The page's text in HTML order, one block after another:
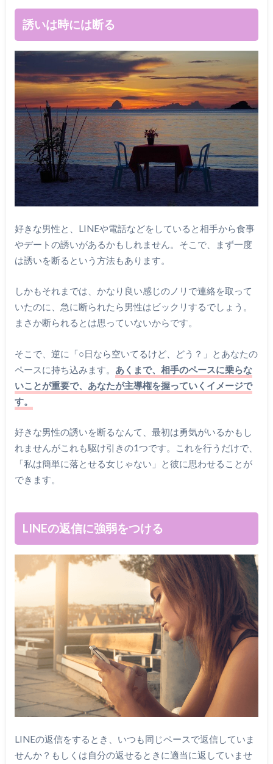
誘いは時には断る
好きな男性と、LINEや電話などをしていると相手から食事
やデートの誘いがあるかもしれません。そこで、まず一度
は誘いを断るという方法もあります。
しかもそれまでは、かなり良い感じのノリで連絡を取って
いたのに、急に断られたら男性はビックリするでしょう。
まさか断られるとは思っていないからです。
そこで、逆に「○日なら空いてるけど、どう？」とあなたの
ペースに持ち込みます。 あくまで、相手のペースに乗らな
いことが重要で、あなたが主導権を握っていくイメージで
す。
好きな男性の誘いを断るなんて、最初は勇気がいるかもし
れませんがこれも駆け引きの1つです。これを行うだけで、
「私は簡単に落とせる女じゃない」と彼に思わせることが
できます。
LINEの返信に強弱をつける
LINEの返信をするとき、いつも同じペースで返信していま
せんか？もしくは自分の返せるときに適当に返していませ